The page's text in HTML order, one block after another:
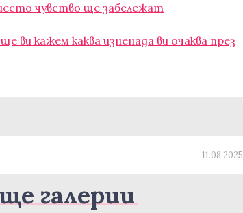
чувство ще забележат
ви кажем каква изненада ви очаква през
11.08.2025
галерии